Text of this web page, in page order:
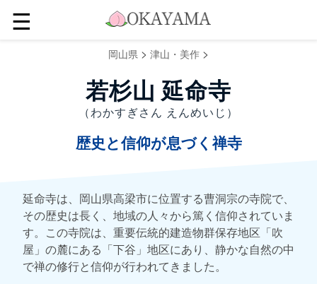
☰
岡山県 > 津山・美作 >
若杉山 延命寺
（わかすぎさん えんめいじ）
歴史と信仰が息づく禅寺
延命寺は、岡山県高梁市に位置する曹洞宗の寺院で、
その歴史は長く、地域の人々から篤く信仰されていま
す。この寺院は、重要伝統的建造物群保存地区「吹
屋」の麓にある「下谷」地区にあり、静かな自然の中
で禅の修行と信仰が行われてきました。